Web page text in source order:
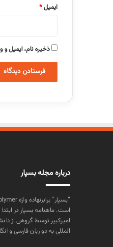
ایمیل*
ذخیره نام، ایمیل
درباره مجله بسپار
است. ماهنامه بسپار در
المللی به دو زبان فارسی و